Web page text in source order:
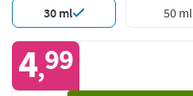
30 ml 50 ml
4,99